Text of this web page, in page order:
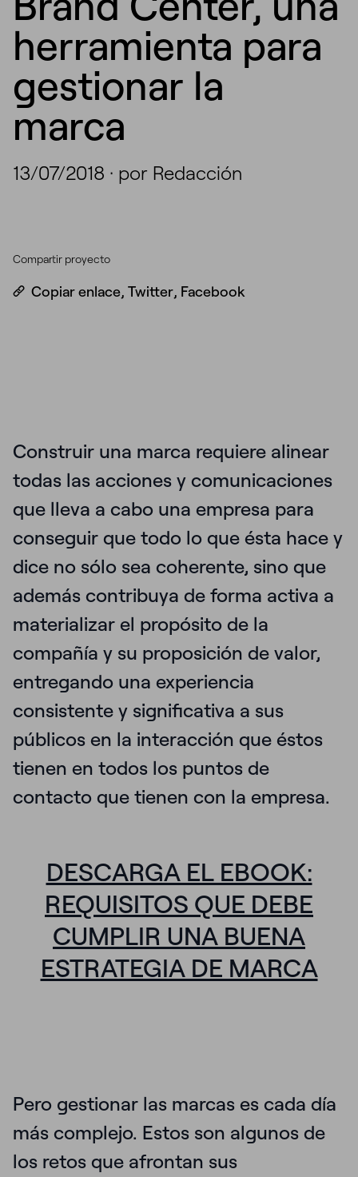
herramienta para
gestionar la
marca
13/07/2018 · por Redacción
Compartir proyecto
Copiar enlace, Twitter, Facebook
Construir una marca requiere alinear
todas las acciones y comunicaciones
que lleva a cabo una empresa para
conseguir que todo lo que ésta hace y
dice no sólo sea coherente, sino que
además contribuya de forma activa a
materializar el propósito de la
compañía y su proposición de valor,
entregando una experiencia
consistente y significativa a sus
públicos en la interacción que éstos
tienen en todos los puntos de
contacto que tienen con la empresa.
DESCARGA EL EBOOK:
REQUISITOS QUE DEBE
CUMPLIR UNA BUENA
ESTRATEGIA DE MARCA
Pero gestionar las marcas es cada día
más complejo. Estos son algunos de
los retos que afrontan sus